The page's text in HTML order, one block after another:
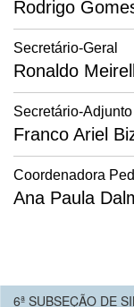
Rodrigo
Secretário-Geral
Ronaldo
Secretário-Adjunto
Franco Ariel
Coordenadora
Ana Paula
6ª SUBSEÇÃO DE